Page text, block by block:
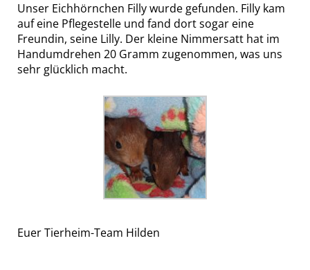
Unser Eichhörnchen Filly wurde gefunden. Filly kam
auf eine Pflegestelle und fand dort sogar eine
Freundin, seine Lilly. Der kleine Nimmersatt hat im
Handumdrehen 20 Gramm zugenommen, was uns
sehr glücklich macht.
Euer Tierheim-Team Hilden